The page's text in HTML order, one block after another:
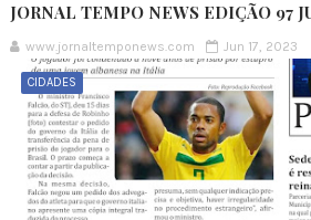
JORNAL TEMPO NEWS EDIÇÃO 97
www.jornaltemponews.com Jun 17, 2023
CIDADES